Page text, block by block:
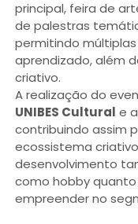
principal, feira de
de palestras
permitindo
aprendizado, além
criativo.
A realização do
UNIBES Cultural e a
contribuindo assim
ecossistema
desenvolvimento
como hobby
empreender no